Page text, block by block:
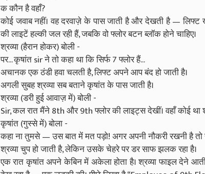
क कौन है वहाँ?
कोई जवाब नहीं। वह दरवाज़े के पास जाती है और देखती है — लिफ्ट
की लाइटें हल्की जल रही हैं, जबकि वो फ्लोर बटन ब्लॉक होने चाहिए।
श्रव्या (हैरान होकर) बोली -
पर... कृषांत sir ने तो कहा था कि सिर्फ 7 फ्लोर हैं...
अचानक एक ठंडी हवा चलती है, लिफ्ट अपने आप बंद हो जाती है।
अगली सुबह श्रव्या सब बताने कृषांत के पास जाती है।
श्रव्या (डरी हुई आवाज़ में) बोली -
Sir, कल रात मैंने 8th और 9th फ्लोर की लाइट्स देखीं। वहाँ कोई था
कृषांत (गुस्से में) बोला -
कहा ना तुमसे — उस बात में मत पड़ो! अगर अपनी नौकरी रखनी है
श्रव्या चुप हो जाती है, लेकिन उसके चेहरे पर डर साफ झलक रहा है।
एक रात कृषांत अपने केबिन में अकेला होता है। श्रव्या फाइल देने